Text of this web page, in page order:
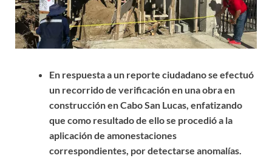
En respuesta a un reporte ciudadano se efectuó
un recorrido de verificación en una obra en
construcción en Cabo San Lucas, enfatizando
que como resultado de ello se procedió a la
aplicación de amonestaciones
correspondientes, por detectarse anomalías.